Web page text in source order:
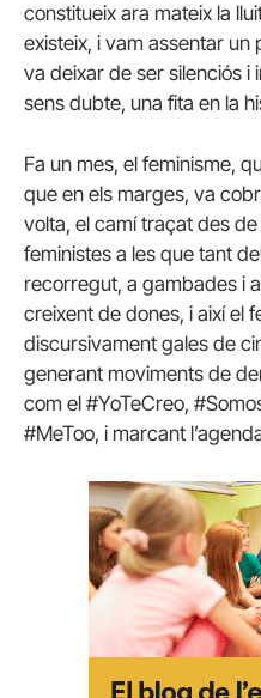
constitueix ara mateix la
existeix, i vam assentar
va deixar de ser silenciós i
sens dubte, una fita en la
Fa un mes, el feminisme,
que en els marges, va
volta, el camí traçat des
feministes a les que tant
recorregut, a gambades i
creixent de dones, i així el
discursivament gales de
generant moviments de
com el #YoTeCreo,
#MeToo, i marcant